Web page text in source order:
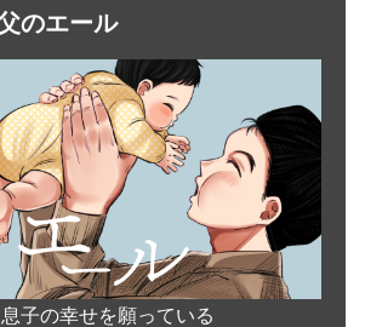
のエール
子の幸せを願っている